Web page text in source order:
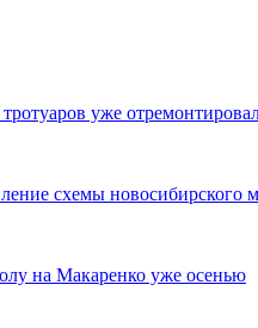
уже
схемы новосибирского
на Макаренко уже осенью